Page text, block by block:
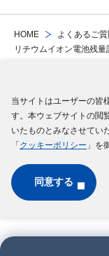
当サイトはユーザーの皆
す。本ウェブサイトの閲
いたものとみなさせてい
「 クッキーポリシー 」を
同意する
HOME よくあるご質
リチウムイオン電池残量
サイトマップご利用
Copyright ©